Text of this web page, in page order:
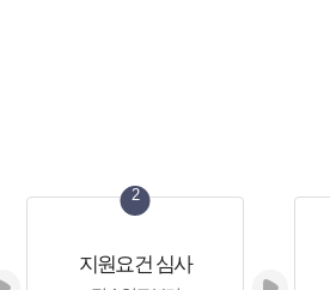
2
지원요건 심사